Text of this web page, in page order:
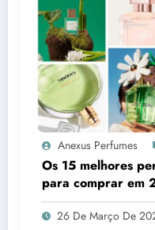
Anexus Perfumes
Os 15 melhores
para comprar em
26 De Março De